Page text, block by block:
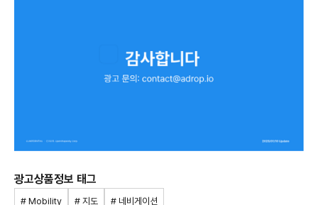
광고상품정보 태그
# Mobility # 지도 # 네비게이션